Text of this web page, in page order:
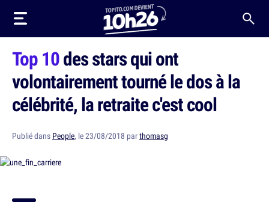
Top 10des stars qui ont
volontairement tourné le dos à la
célébrité, la retraite c'est cool
Publié dans People, le 23/08/2018 parthomasg